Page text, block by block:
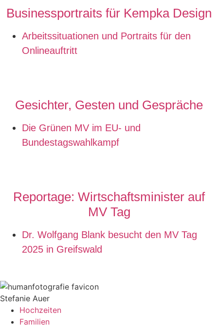
Businessportraits für Kempka Design
Arbeitssituationen und Portraits für den
Onlineauftritt
Gesichter, Gesten und Gespräche
Die Grünen MV im EU- und
Bundestagswahlkampf
Reportage: Wirtschaftsminister auf
MV Tag
Dr. Wolfgang Blank besucht den MV Tag
2025 in Greifswald
Stefanie Auer
Hochzeiten
Familien